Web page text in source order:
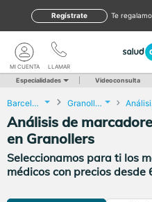
te
Regístrate
LLAMAR
MI CUENTA
Especialidades Videoconsulta
Barcelona Granollers
Análisis de
en Granollers
Seleccionamos para ti los
médicos con precios desde